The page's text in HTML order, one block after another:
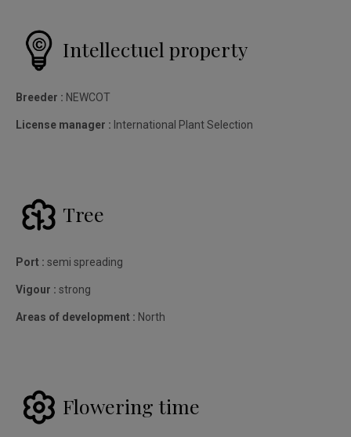
Intellectuel property
Breeder : NEWCOT
License manager : International Plant Selection
Tree
Port : semi spreading
Vigour : strong
Areas of development : North
Flowering time